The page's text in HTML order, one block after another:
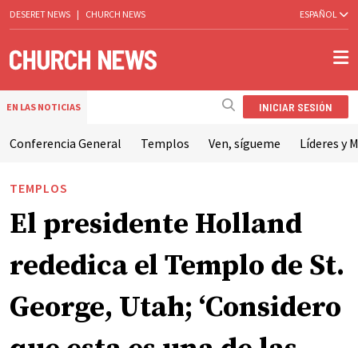
DESERET NEWS | CHURCH NEWS ESPAÑOL
EN LAS NOTICIAS INICIAR SESIÓN
Conferencia General Templos Ven, sígueme Líderes y
TEMPLOS
El presidente Holland
rededica el Templo de St.
George, Utah; ‘Considero